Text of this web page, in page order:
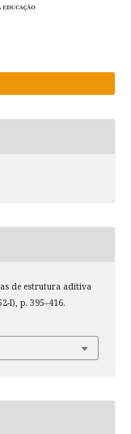
de estrutura aditiva
I), p. 395–416.